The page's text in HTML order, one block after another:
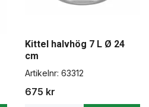
Kittel halvhög 7 L Ø 24
cm
Artikelnr: 63312
675 kr